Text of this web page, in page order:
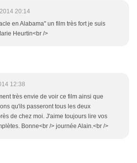
20:14
en Alabama" un film très fort je suis
Heurtin<br />
12:38
très envie de voir ce film ainsi que
qu'ils passeront tous les deux
de chez moi. J'aime toujours lire vos
Bonne<br /> journée Alain.<br />